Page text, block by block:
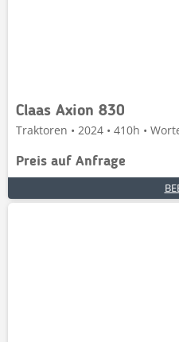
Claas Axion 830
Traktoren • 2024 • 410h •
Preis auf Anfrage